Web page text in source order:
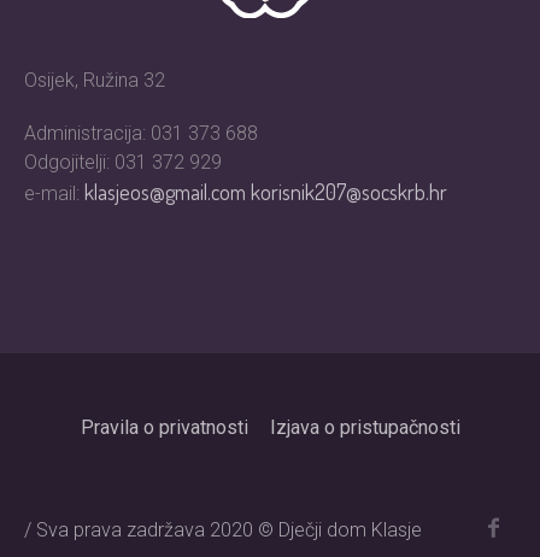
Osijek, Ružina 32
Administracija: 031 373 688
Odgojitelji: 031 372 929
e-mail: klasjeos@gmail.comkorisnik207@socskrb.hr
Pravila o privatnosti Izjava o pristupačnosti
/ Sva prava zadržava 2020 © Dječji dom Klasje